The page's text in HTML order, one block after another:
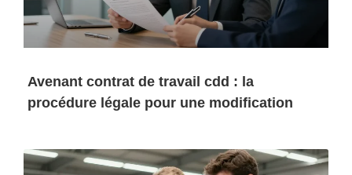
Avenant contrat de travail cdd : la
procédure légale pour une modification